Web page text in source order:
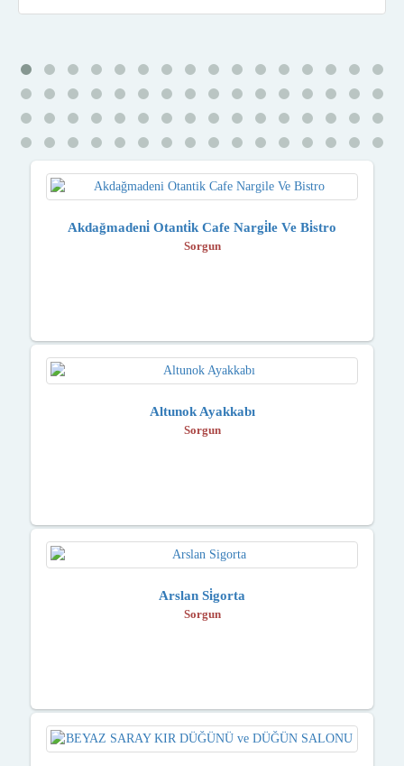
Akdağmadeni̇ Otanti̇k Cafe Nargi̇le Ve Bi̇stro
Sorgun
Altunok Ayakkabı
Sorgun
Arslan Si̇gorta
Sorgun